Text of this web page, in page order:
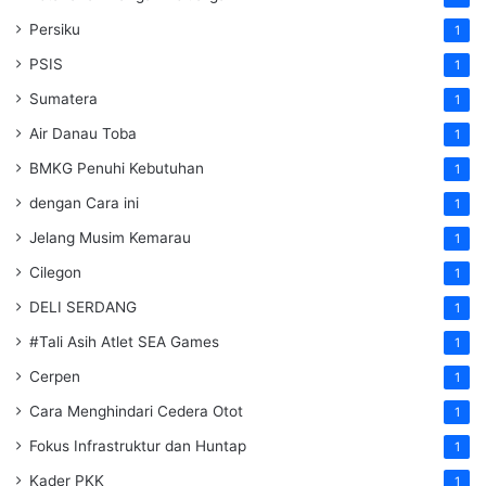
Persiku 1
PSIS 1
Sumatera 1
Air Danau Toba 1
BMKG Penuhi Kebutuhan 1
dengan Cara ini 1
Jelang Musim Kemarau 1
Cilegon 1
DELI SERDANG 1
#Tali Asih Atlet SEA Games 1
Cerpen 1
Cara Menghindari Cedera Otot 1
Fokus Infrastruktur dan Huntap 1
Kader PKK 1